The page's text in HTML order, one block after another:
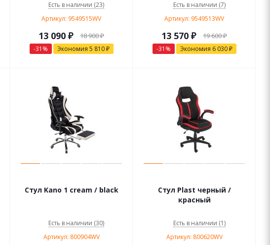
Есть в наличии (23)
Артикул: 9549515WV
13 090 ₽ 18 900₽
-31 % Экономия 5 810₽
Есть в наличии (7)
Артикул: 9549513WV
13 570 ₽ 19 600₽
-31 % Экономия 6 030₽
Стул Kano 1 cream / black
Есть в наличии (30)
Артикул: 800904WV
Стул Plast черный /
красный
Есть в наличии (1)
Артикул: 800620WV